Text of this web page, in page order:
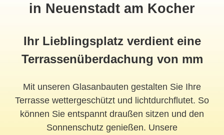
in Neuenstadt am Kocher
Ihr Lieblingsplatz verdient eine
Terrassenüberdachung von mm
Mit unseren Glasanbauten gestalten Sie Ihre
Terrasse wettergeschützt und lichtdurchflutet. So
können Sie entspannt draußen sitzen und den
Sonnenschutz genießen. Unsere